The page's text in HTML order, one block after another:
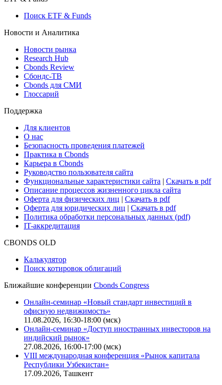
Поиск ETF & Funds
Новости и Аналитика
Новости рынка
Research Hub
Cbonds Review
Сбондс-ТВ
Cbonds для СМИ
Глоссарий
Поддержка
Для клиентов
О нас
Безопасность проведения платежей
Практика в Cbonds
Карьера в Cbonds
Руководство пользователя сайта
Функциональные характеристики сайта | Скачать в pdf
Описание процессов жизненного цикла сайта
Оферта для физических лиц | Скачать в pdf
Оферта для юридических лиц | Скачать в pdf
Политика обработки персональных данных (pdf)
IT-аккредитация
CBONDS OLD
Калькулятор
Поиск котировок облигаций
Ближайшие конференции Cbonds Congress
Онлайн-семинар «Новый стандарт инвестиций в
офисную недвижимость»
11.08.2026, 16:30-18:00 (мск)
Онлайн-семинар «Доступ иностранных инвесторов на
индийский рынок»
27.08.2026, 16:00-17:00 (мск)
VIII международная конференция «Рынок капитала
Республики Узбекистан»
17.09.2026, Ташкент